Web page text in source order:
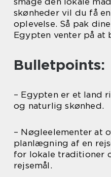
skønheder vil du få
oplevelse. Så pak
Egypten venter på at
Bulletpoints:
– Egypten er et land
og naturlig skønhed.
– Nøgleelementer at
planlægning af en
for lokale traditioner
rejsemål.